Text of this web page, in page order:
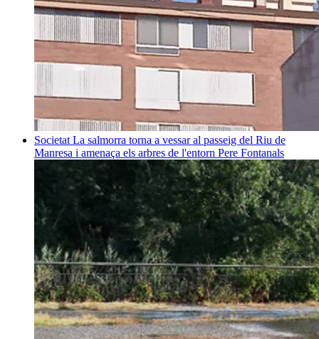
Societat La salmorra torna a vessar al passeig del Riu de
Manresa i amenaça els arbres de l'entorn Pere Fontanals